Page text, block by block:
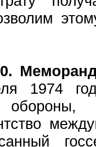
1974
обороны,